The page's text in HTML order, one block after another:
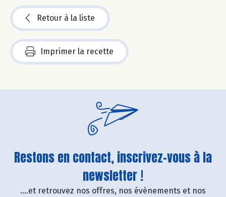
Retour à la liste
Imprimer la recette
Restons en contact, inscrivez-vous à la
newsletter !
....et retrouvez nos offres, nos événements et nos